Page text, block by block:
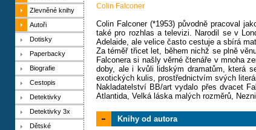
Zlevněné knihy
Autoři
Dotisky
Paperbacky
Biografie
Cestopis
Detektivky
Detektivky 3x
Dětské
Colin Falconer
Colin Falconer (*1953) původně pracoval
také pro rozhlas a televizi. Narodil se v
Adelaide, ale velice často cestuje a sbírá
Za téměř třicet let, během nichž se plně
Falconera si našly věrné čtenáře v mnoha
doby, ale i kvůli lidským dramatům, která
exotických kulis, prostřednictvím svých
Nakladatelství BB/art vydalo přes dvacet
Atlantida, Velká láska malých rozměrů,
Knihy od autora